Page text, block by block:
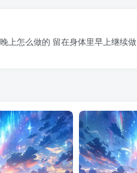
上怎么做的 留在身体里早上继续做